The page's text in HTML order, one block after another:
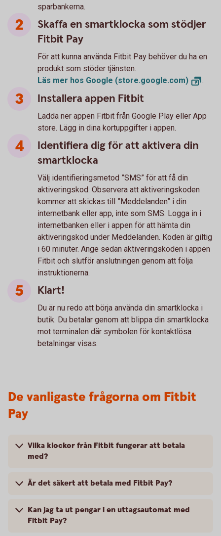
sparbankerna.
Skaffa en smartklocka som stödjer
Fitbit Pay
För att kunna använda Fitbit Pay behöver du ha en
produkt som stöder tjänsten.
Läs mer hos Google (store.google.com) .
Installera appen Fitbit
Ladda ner appen Fitbit från Google Play eller App
store. Lägg in dina kortuppgifter i appen.
Identifiera dig för att aktivera din
smartklocka
Välj identifieringsmetod ”SMS” för att få din
aktiveringskod. Observera att aktiveringskoden
kommer att skickas till ”Meddelanden” i din
internetbank eller app, inte som SMS. Logga in i
internetbanken eller i appen för att hämta din
aktiveringskod under Meddelanden. Koden är giltig
i 60 minuter. Ange sedan aktiveringskoden i appen
Fitbit och slutför anslutningen genom att följa
instruktionerna.
Klart!
Du är nu redo att börja använda din smartklocka i
butik. Du betalar genom att blippa din smartklocka
mot terminalen där symbolen för kontaktlösa
betalningar visas.
De vanligaste frågorna om Fitbit
Pay
Vilka klockor från Fitbit fungerar att betala
med?
Är det säkert att betala med Fitbit Pay?
Kan jag ta ut pengar i en uttagsautomat med
Fitbit Pay?